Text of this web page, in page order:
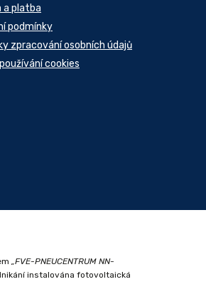
a platba
podmínky
zpracování osobních údajů
cookies
„FVE-PNEUCENTRUM NN-
instalována fotovoltaická